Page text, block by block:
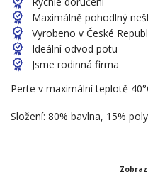
Maximálně pohodlný
Vyrobeno v České
Ideální odvod potu
Jsme rodinná firma
Perte v maximální teplotě
Složení: 80% bavlna, 15%